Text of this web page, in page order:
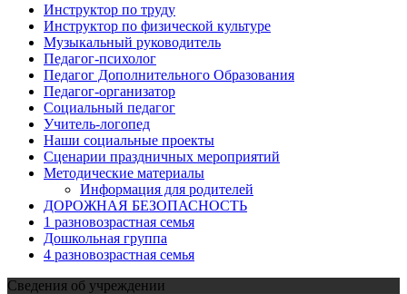
Инструктор по труду
Инструктор по физической культуре
Музыкальный руководитель
Педагог-психолог
Педагог Дополнительного Образования
Педагог-организатор
Социальный педагог
Учитель-логопед
Наши социальные проекты
Сценарии праздничных мероприятий
Методические материалы
Информация для родителей
ДОРОЖНАЯ БЕЗОПАСНОСТЬ
1 разновозрастная семья
Дошкольная группа
4 разновозрастная семья
Сведения об учреждении